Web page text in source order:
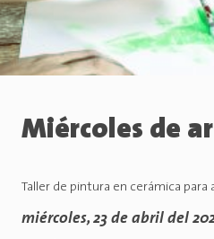
Miércoles de
Taller de pintura en cerámica
miércoles, 23 de abril del